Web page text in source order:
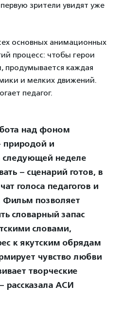
зрители увидят уже
основных анимационных
процесс: чтобы герои
продумывается каждая
и мелких движений.
педагог.
над фоном
природой и
неделе
– сценарий готов, в
голоса педагогов и
Фильм позволяет
словарный запас
словами,
к якутским обрядам
чувство любви
творческие
рассказала АСИ